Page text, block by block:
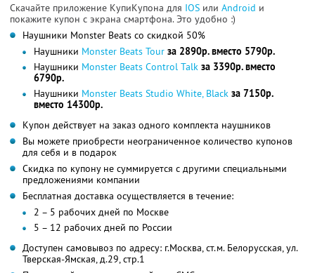
Скачайте приложение КупиКупона для IOS или Android и
покажите купон с экрана смартфона. Это удобно :)
Наушники Monster Beats со скидкой 50%
Наушники Monster Beats Tour за 2890р. вместо 5790р.
Наушники Monster Beats Control Talk за 3390р. вместо
6790р.
Наушники Monster Beats Studio White, Black за 7150р.
вместо 14300р.
Купон действует на заказ одного комплекта наушников
Вы можете приобрести неограниченное количество купонов
для себя и в подарок
Скидка по купону не суммируется с другими специальными
предложениями компании
Бесплатная доставка осуществляется в течение:
2 – 5 рабочих дней по Москве
5 – 12 рабочих дней по России
Доступен самовывоз по адресу: г.Москва, ст.м. Белорусская, ул.
Тверская-Ямская, д.29, стр.1